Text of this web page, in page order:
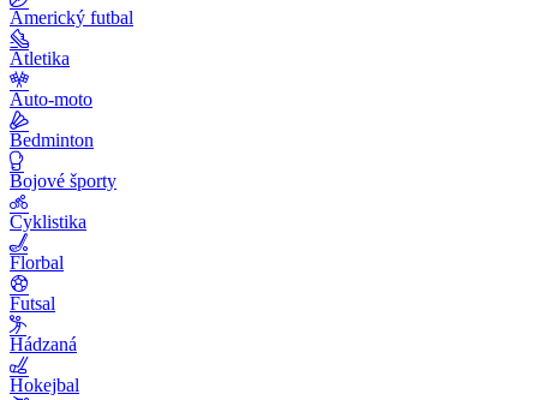
Americký futbal
Atletika
Auto-moto
Bedminton
Bojové športy
Cyklistika
Florbal
Futsal
Hádzaná
Hokejbal